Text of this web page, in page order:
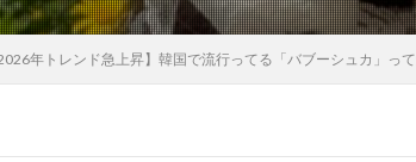
2026年トレンド急上昇】韓国で流行ってる「バブーシュカ」